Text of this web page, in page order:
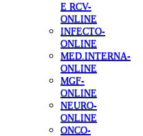
E RCV-
ONLINE
INFECTO-
ONLINE
MED.INTERNA-
ONLINE
MGF-
ONLINE
NEURO-
ONLINE
ONCO-